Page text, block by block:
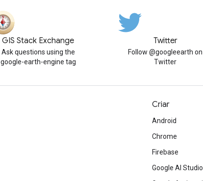
GIS Stack Exchange
Ask questions using the
google-earth-engine tag
Twitter
Follow @googleearth on
Twitter
Criar
Android
Chrome
Firebase
Google AI Studio